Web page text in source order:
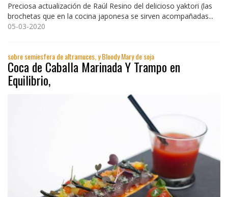
Preciosa actualización de Raúl Resino del delicioso yaktori (las
brochetas que en la cocina japonesa se sirven acompañadas...
05-03-2020
sobre semiesfera de altramuces, y Bloody Mary de soja
Coca de Caballa Marinada Y Trampo en
Equilibrio,